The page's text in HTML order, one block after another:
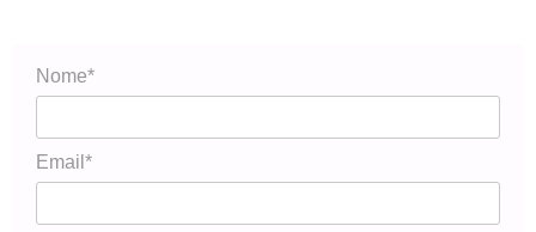
Nome*
Email*